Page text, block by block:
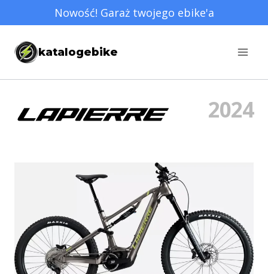
do
treści
Nowość! Garaż twojego ebike'a
katalogebike
2024